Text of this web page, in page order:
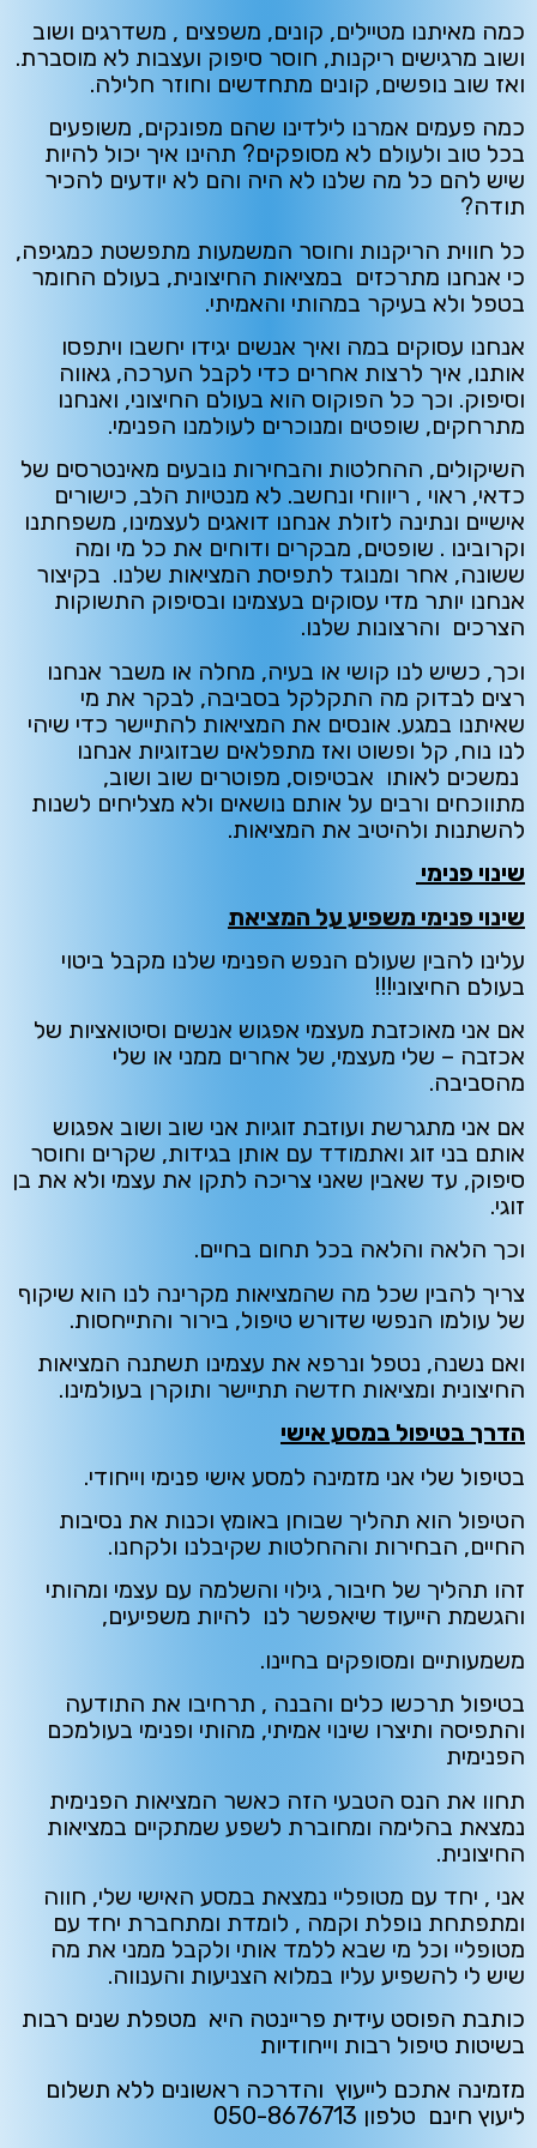
כמה מאיתנו מטיילים, קונים, משפצים , משדרגים ושוב
ושוב מרגישים ריקנות, חוסר סיפוק ועצבות לא מוסברת.
ואז שוב נופשים, קונים מתחדשים וחוזר חלילה.
כמה פעמים אמרנו לילדינו שהם מפונקים, משופעים
בכל טוב ולעולם לא מסופקים? תהינו איך יכול להיות
שיש להם כל מה שלנו לא היה והם לא יודעים להכיר
תודה?
כל חווית הריקנות וחוסר המשמעות מתפשטת כמגיפה,
כי אנחנו מתרכזים במציאות החיצונית, בעולם החומר
בטפל ולא בעיקר במהותי והאמיתי.
אנחנו עסוקים במה ואיך אנשים יגידו יחשבו ויתפסו
אותנו, איך לרצות אחרים כדי לקבל הערכה, גאווה
וסיפוק. וכך כל הפוקוס הוא בעולם החיצוני, ואנחנו
מתרחקים, שופטים ומנוכרים לעולמנו הפנימי.
השיקולים, ההחלטות והבחירות נובעים מאינטרסים של
כדאי, ראוי , ריווחי ונחשב. לא מנטיות הלב, כישורים
אישיים ונתינה לזולת אנחנו דואגים לעצמינו, משפחתנו
וקרובינו . שופטים, מבקרים ודוחים את כל מי ומה
ששונה, אחר ומנוגד לתפיסת המציאות שלנו. בקיצור
אנחנו יותר מדי עסוקים בעצמינו ובסיפוק התשוקות
הצרכים והרצונות שלנו.
וכך, כשיש לנו קושי או בעיה, מחלה או משבר אנחנו
רצים לבדוק מה התקלקל בסביבה, לבקר את מי
שאיתנו במגע. אונסים את המציאות להתיישר כדי שיהי
לנו נוח, קל ופשוט ואז מתפלאים שבזוגיות אנחנו
נמשכים לאותו אבטיפוס, מפוטרים שוב ושוב,
מתווכחים ורבים על אותם נושאים ולא מצליחים לשנות
להשתנות ולהיטיב את המציאות.
שינוי פנימי
שינוי פנימי משפיע על המציאת
עלינו להבין שעולם הנפש הפנימי שלנו מקבל ביטוי
בעולם החיצוני!!!
אם אני מאוכזבת מעצמי אפגוש אנשים וסיטואציות של
אכזבה – שלי מעצמי, של אחרים ממני או שלי
מהסביבה.
אם אני מתגרשת ועוזבת זוגיות אני שוב ושוב אפגוש
אותם בני זוג ואתמודד עם אותן בגידות, שקרים וחוסר
סיפוק, עד שאבין שאני צריכה לתקן את עצמי ולא את בן
זוגי.
וכך הלאה והלאה בכל תחום בחיים.
צריך להבין שכל מה שהמציאות מקרינה לנו הוא שיקוף
של עולמו הנפשי שדורש טיפול, בירור והתייחסות.
ואם נשנה, נטפל ונרפא את עצמינו תשתנה המציאות
החיצונית ומציאות חדשה תתיישר ותוקרן בעולמינו.
הדרך בטיפול במסע אישי
בטיפול שלי אני מזמינה למסע אישי פנימי וייחודי.
הטיפול הוא תהליך שבוחן באומץ וכנות את נסיבות
החיים, הבחירות וההחלטות שקיבלנו ולקחנו.
זהו תהליך של חיבור, גילוי והשלמה עם עצמי ומהותי
והגשמת הייעוד שיאפשר לנו להיות משפיעים,
משמעותיים ומסופקים בחיינו.
בטיפול תרכשו כלים והבנה , תרחיבו את התודעה
והתפיסה ותיצרו שינוי אמיתי, מהותי ופנימי בעולמכם
הפנימית
תחוו את הנס הטבעי הזה כאשר המציאות הפנימית
נמצאת בהלימה ומחוברת לשפע שמתקיים במציאות
החיצונית.
אני , יחד עם מטופליי נמצאת במסע האישי שלי, חווה
ומתפתחת נופלת וקמה , לומדת ומתחברת יחד עם
מטופליי וכל מי שבא ללמד אותי ולקבל ממני את מה
שיש לי להשפיע עליו במלוא הצניעות והענווה.
כותבת הפוסט עידית פריינטה היא מטפלת שנים רבות
בשיטות טיפול רבות וייחודיות
מזמינה אתכם לייעוץ והדרכה ראשונים ללא תשלום
ליעוץ חינם טלפון 050-8676713